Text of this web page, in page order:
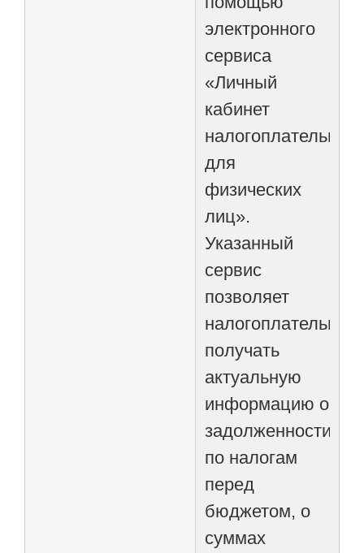
электронного
сервиса
«Личный
кабинет
для
физических
лиц».
Указанный
сервис
позволяет
получать
актуальную
информацию о
задолженности
по налогам
перед
бюджетом, о
суммах